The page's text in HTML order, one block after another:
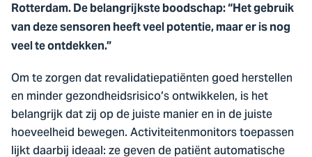
Rotterdam. De belangrijkste boodschap: “Het gebruik
van deze sensoren heeft veel potentie, maar er is nog
veel te ontdekken.”
Om te zorgen dat revalidatiepatiënten goed herstellen
en minder gezondheidsrisico’s ontwikkelen, is het
belangrijk dat zij op de juiste manier en in de juiste
hoeveelheid bewegen. Activiteitenmonitors toepassen
lijkt daarbij ideaal: ze geven de patiënt automatische